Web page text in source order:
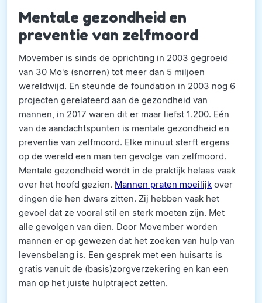
Mentale gezondheid en
preventie van zelfmoord
Movember is sinds de oprichting in 2003 gegroeid
van 30 Mo's (snorren) tot meer dan 5 miljoen
wereldwijd. En steunde de foundation in 2003 nog 6
projecten gerelateerd aan de gezondheid van
mannen, in 2017 waren dit er maar liefst 1.200. Eén
van de aandachtspunten is mentale gezondheid en
preventie van zelfmoord. Elke minuut sterft ergens
op de wereld een man ten gevolge van zelfmoord.
Mentale gezondheid wordt in de praktijk helaas vaak
over het hoofd gezien. Mannen praten moeilijk over
dingen die hen dwars zitten. Zij hebben vaak het
gevoel dat ze vooral stil en sterk moeten zijn. Met
alle gevolgen van dien. Door Movember worden
mannen er op gewezen dat het zoeken van hulp van
levensbelang is. Een gesprek met een huisarts is
gratis vanuit de (basis)zorgverzekering en kan een
man op het juiste hulptraject zetten.